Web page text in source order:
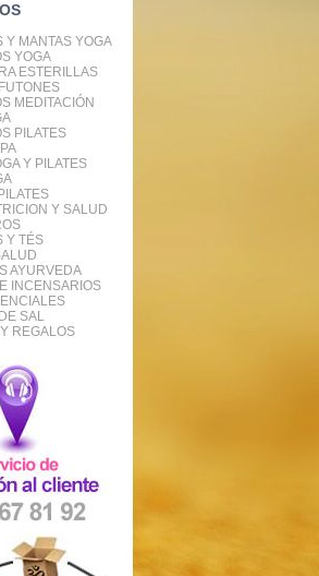
Y MANTAS YOGA
YOGA
ESTERILLAS
MEDITACIÓN
PILATES
Y PILATES
Y SALUD
Y TÉS
AYURVEDA
INCENSARIOS
SAL
REGALOS